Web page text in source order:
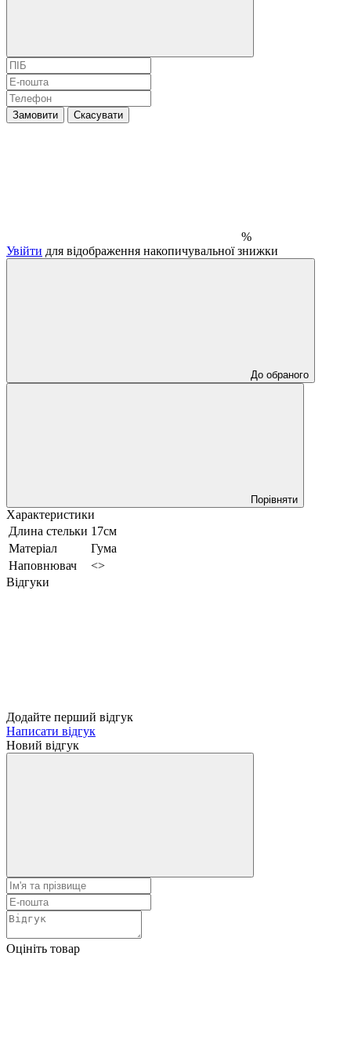
Замовити Скасувати
%
Увійти для відображення накопичувальної знижки
До обраного
Порівняти
Характеристики
Длина стельки 17см
Матеріал
Гума
Наповнювач
<>
Відгуки
Додайте перший відгук
Написати відгук
Новий відгук
Оцініть товар